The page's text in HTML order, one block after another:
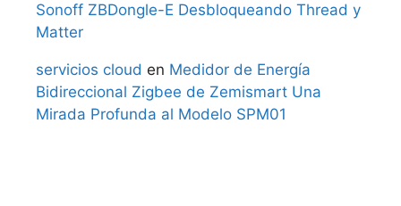
Sonoff ZBDongle-E Desbloqueando Thread y
Matter
servicios cloud en Medidor de Energía
Bidireccional Zigbee de Zemismart Una
Mirada Profunda al Modelo SPM01